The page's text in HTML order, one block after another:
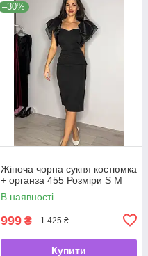
–30%
Жіноча чорна сукня костюмка
+ органза 455 Розміри S M
В наявності
999 ₴ 1 425 ₴
Купити